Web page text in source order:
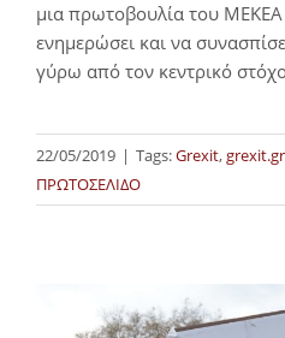
μια πρωτοβουλία του ΜΕΚΕΑ
ενημερώσει και να
γύρω από τον κεντρικό
22/05/2019 | Tags:Grexit,grexit.gr
ΠΡΩΤΟΣΕΛΙΔΟ